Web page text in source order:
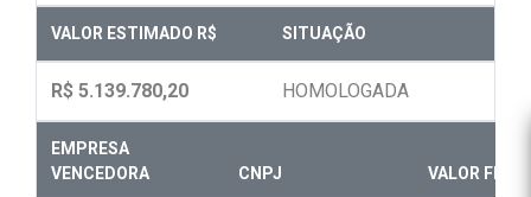
VALOR ESTIMADO R$ SITUAÇÃO
R$ 5.139.780,20 HOMOLOGADA
EMPRESA
VENCEDORA
CNPJ VALOR